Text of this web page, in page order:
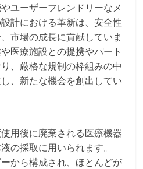
ユーザーフレンドリーなメ
計における革新は、安全性
市場の成長に貢献していま
医療施設との提携やパート
、厳格な規制の枠組みの中
、新たな機会を創出してい
用後に廃棄される医療機器
の採取に用いられます。
から構成され、ほとんどが